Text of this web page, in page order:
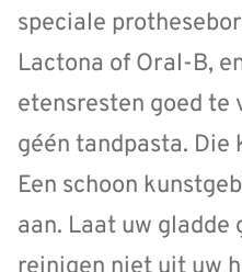
speciale
Lactona of Oral-B,
etensresten goed te
géén tandpasta. Die
Een schoon
aan. Laat uw